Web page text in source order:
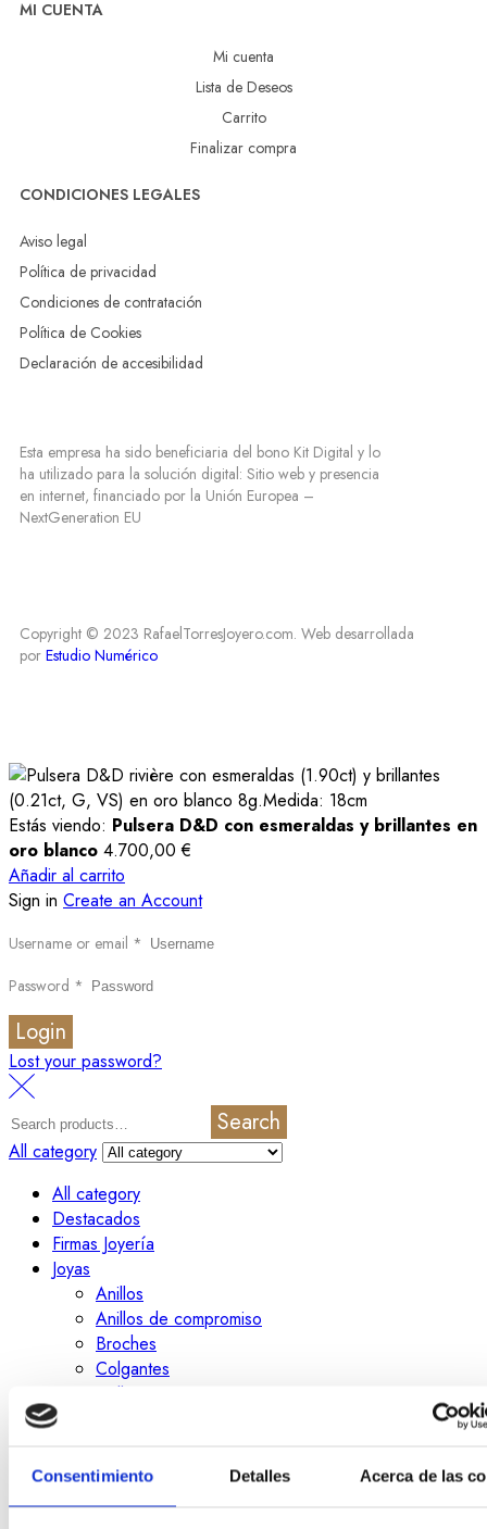
Consentimiento Detalles Acerca de las
MI CUENTA
Mi cuenta
Lista de Deseos
Carrito
Finalizar compra
CONDICIONES LEGALES
Aviso legal
Política de privacidad
Condiciones de contratación
Política de Cookies
Declaración de accesibilidad
Esta empresa ha sido beneficiaria del bono Kit Digital y lo
ha utilizado para la solución digital: Sitio web y presencia
en internet, financiado por la Unión Europea –
NextGeneration EU
Copyright © 2023 RafaelTorresJoyero.com. Web desarrollada
por Estudio Numérico
Estás viendo: Pulsera D&D con esmeraldas y brillantes en
oro blanco 4.700,00€
Añadir al carrito
Sign in Create an Account
Username or email *
Password *
Login
Lost your password?
Search
All category
All category
Destacados
Firmas Joyería
Joyas
Anillos
Anillos de compromiso
Broches
Colgantes
Collares
Pendientes